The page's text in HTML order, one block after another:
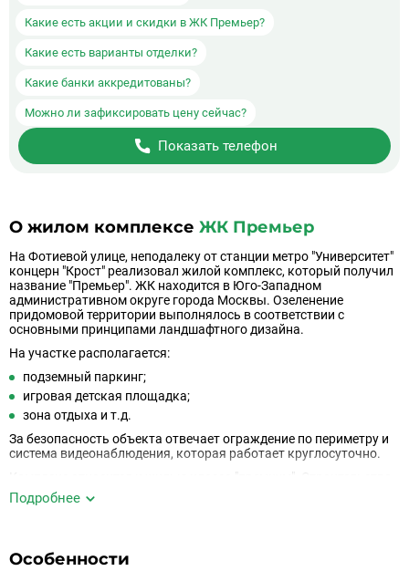
Какие есть акции и скидки в ЖК Премьер?
Какие есть варианты отделки?
Какие банки аккредитованы?
Можно ли зафиксировать цену сейчас?
Показать телефон
О жилом комплексе ЖК Премьер
На Фотиевой улице, неподалеку от станции метро "Университет"
концерн "Крост" реализовал жилой комплекс, который получил
название "Премьер". ЖК находится в Юго-Западном
административном округе города Москвы. Озеленение
придомовой территории выполнялось в соответствии с
основными принципами ландшафтного дизайна.
На участке располагается:
подземный паркинг;
игровая детская площадка;
зона отдыха и т.д.
За безопасность объекта отвечает ограждение по периметру и
система видеонаблюдения, которая работает круглосуточно.
Комплекс относится к жилью класса "премиум". Строительство
21-этажного дома велось по кирпично-монолитной технологии.
Застройщик использовал самые современные и
оборудованы немецкие малошумные скоростные лифты. Также
девелопер позаботился о наличии интернета, линии телефонии и
Подробнее
Особенности